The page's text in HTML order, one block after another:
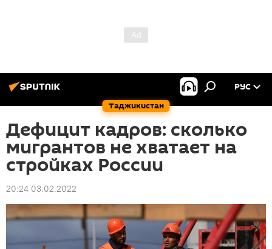
Таджикистан
РУС
Дефицит кадров: сколько
мигрантов не хватает на
стройках России
20:24 03.02.2022